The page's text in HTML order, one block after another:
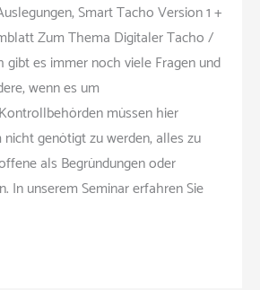
Smart Tacho Version 1 +
Zum Thema Digitaler Tacho /
gibt es immer noch viele Fragen und
wenn es um
müssen hier
genötigt zu werden, alles zu
als Begründungen oder
In unserem Seminar erfahren Sie